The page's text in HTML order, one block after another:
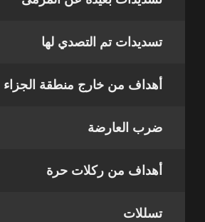
تسديدات تم التصدي لها
أهداف من خارج منطقة الجزاء
ضرب العارضة
أهداف من ركلات حرة
تسللات